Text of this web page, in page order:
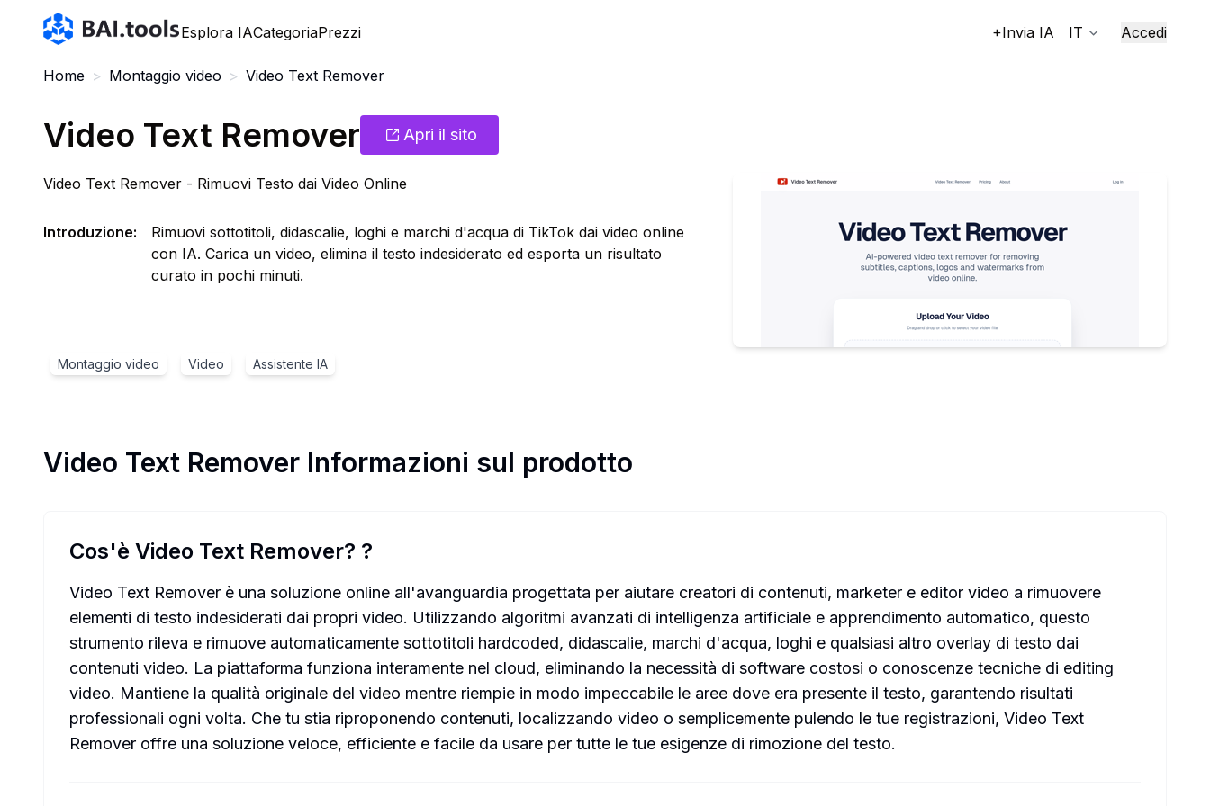
Bai.tools
Esplora IACategoriaPrezzi +Invia IA IT Accedi
Home > Montaggio video > Video Text Remover
Video Text Remover Apri il sito
Video Text Remover - Rimuovi Testo dai Video Online
Introduzione:
Rimuovi sottotitoli, didascalie, loghi e marchi d'acqua di TikTok dai video online
con IA. Carica un video, elimina il testo indesiderato ed esporta un risultato
curato in pochi minuti.
Montaggio video Video Assistente IA
Video Text Remover Informazioni sul prodotto
Cos'è Video Text Remover? ?
Video Text Remover è una soluzione online all'avanguardia progettata per aiutare creatori di contenuti, marketer e editor video a rimuovere
elementi di testo indesiderati dai propri video. Utilizzando algoritmi avanzati di intelligenza artificiale e apprendimento automatico, questo
strumento rileva e rimuove automaticamente sottotitoli hardcoded, didascalie, marchi d'acqua, loghi e qualsiasi altro overlay di testo dai
contenuti video. La piattaforma funziona interamente nel cloud, eliminando la necessità di software costosi o conoscenze tecniche di editing
video. Mantiene la qualità originale del video mentre riempie in modo impeccabile le aree dove era presente il testo, garantendo risultati
professionali ogni volta. Che tu stia riproponendo contenuti, localizzando video o semplicemente pulendo le tue registrazioni, Video Text
Remover offre una soluzione veloce, efficiente e facile da usare per tutte le tue esigenze di rimozione del testo.